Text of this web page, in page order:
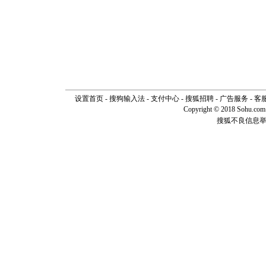
设置首页- 搜狗输入法- 支付中心- 搜狐招聘- 广告服务- 客
Copyright © 2018
搜狐不良信息